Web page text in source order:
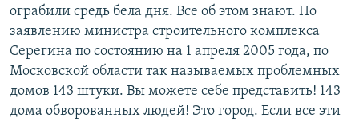
ограбили средь бела дня. Все об этом знают. По
заявлению министра строительного комплекса
Серегина по состоянию на 1 апреля 2005 года, по
Московской области так называемых проблемных
домов 143 штуки. Вы можете себе представить! 143
дома обворованных людей! Это город. Если все эти